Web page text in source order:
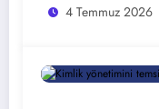
4 Temmuz 2026